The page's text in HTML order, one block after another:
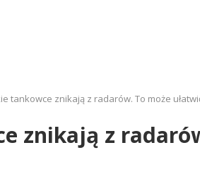
tankowce znikają z radarów. To może
znikają z